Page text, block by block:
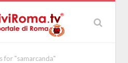
for "samarcanda"